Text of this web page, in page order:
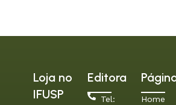
Loja no
IFUSP
Editora
Tel:
Home